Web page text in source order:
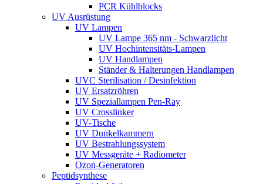
PCR Kühlblocks
UV Ausrüstung
UV Lampen
UV Lampe 365 nm - Schwarzlicht
UV Hochintensitäts-Lampen
UV Handlampen
Ständer & Halterungen Handlampen
UVC Sterilisation / Desinfektion
UV Ersatzröhren
UV Speziallampen Pen-Ray
UV Crosslinker
UV-Tische
UV Dunkelkammern
UV Bestrahlungssystem
UV Messgeräte + Radiometer
Ozon-Generatoren
Peptidsynthese